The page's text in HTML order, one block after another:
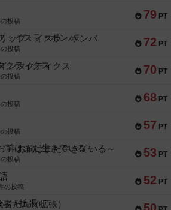
79 PT
投稿
72 PT
ップ：イスラ・ボンバ
投稿
70 PT
ンタクティクス
投稿
68 PT
投稿
57 PT
投稿
53 PT
～お前はまだ生きている～
投稿
52 PT
の投稿
たち（拡張）